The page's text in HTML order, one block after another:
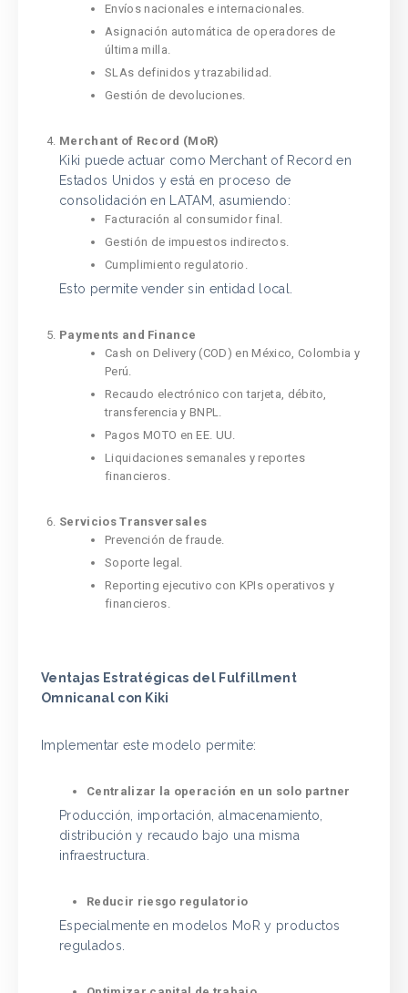
Envíos nacionales e internacionales.
Asignación automática de operadores de
última milla.
SLAs definidos y trazabilidad.
Gestión de devoluciones.
Merchant of Record (MoR)
Kiki puede actuar como Merchant of Record en
Estados Unidos y está en proceso de
consolidación en LATAM, asumiendo:
Facturación al consumidor final.
Gestión de impuestos indirectos.
Cumplimiento regulatorio.
Esto permite vender sin entidad local.
Payments and Finance
Cash on Delivery (COD) en México, Colombia y
Perú.
Recaudo electrónico con tarjeta, débito,
transferencia y BNPL.
Pagos MOTO en EE. UU.
Liquidaciones semanales y reportes
financieros.
Servicios Transversales
Prevención de fraude.
Soporte legal.
Reporting ejecutivo con KPIs operativos y
financieros.
Ventajas Estratégicas del Fulfillment
Omnicanal con Kiki
Implementar este modelo permite:
Centralizar la operación en un solo partner
Producción, importación, almacenamiento,
distribución y recaudo bajo una misma
infraestructura.
Reducir riesgo regulatorio
Especialmente en modelos MoR y productos
regulados.